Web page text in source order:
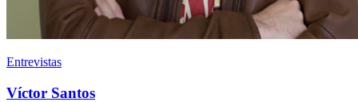
Entrevistas
Víctor Santos